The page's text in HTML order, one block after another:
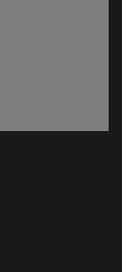
ventana)